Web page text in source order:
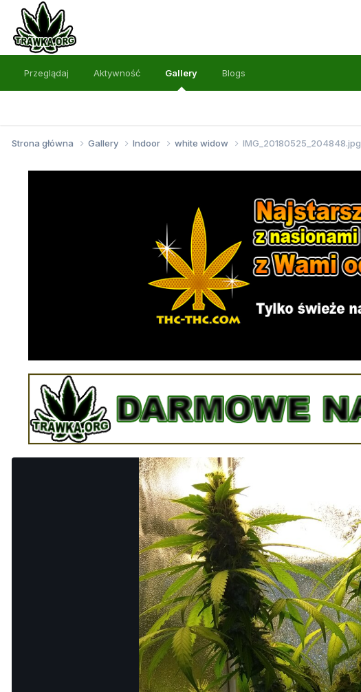
Przeglądaj Aktywność Gallery Blogs
Strona główna Gallery Indoor white widow IMG_20180525_204848.jpg